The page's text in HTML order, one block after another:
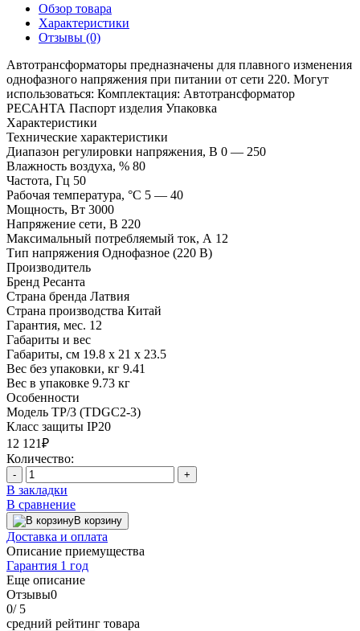
Обзор товара
Характеристики
Отзывы (0)
Автотрансформаторы предназначены для плавного изменения
однофазного напряжения при питании от сети 220. Могут
использоваться: Комплектация: Автотрансформатор
РЕСАНТА Паспорт изделия Упаковка
Характеристики
Технические характеристики
Диапазон регулировки напряжения, В 0 — 250
Влажность воздуха, % 80
Частота, Гц 50
Рабочая температура, °C 5 — 40
Мощность, Вт 3000
Напряжение сети, В 220
Максимальный потребляемый ток, А 12
Тип напряжения Однофазное (220 В)
Производитель
Бренд Ресанта
Страна бренда Латвия
Страна производства Китай
Гарантия, мес. 12
Габариты и вес
Габариты, см 19.8 х 21 х 23.5
Вес без упаковки, кг 9.41
Вес в упаковке 9.73 кг
Особенности
Модель ТР/3 (TDGC2-3)
Класс защиты IP20
12 121₽
Количество:
- +
В закладки
В сравнение
В корзину
Доставка и оплата
Описание приемущества
Гарантия 1 год
Еще описание
Отзывы0
0/ 5
средний рейтинг товара